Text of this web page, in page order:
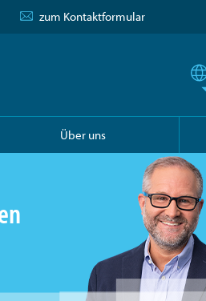
zum Kontaktformular
Über uns